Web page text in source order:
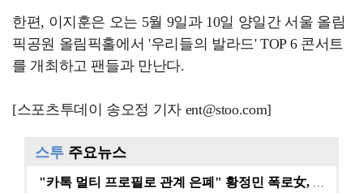
한편, 이지훈은 오는 5월 9일과 10일 양일간 서울 올림
픽공원 올림픽홀에서 '우리들의 발라드' TOP 6 콘서트
를 개최하고 팬들과 만난다.
[스포츠투데이 송오정 기자 ent@stoo.com]
스투 주요뉴스
"카톡 멀티 프로필로 관계 은폐" 황정민 폭로女, 문자…